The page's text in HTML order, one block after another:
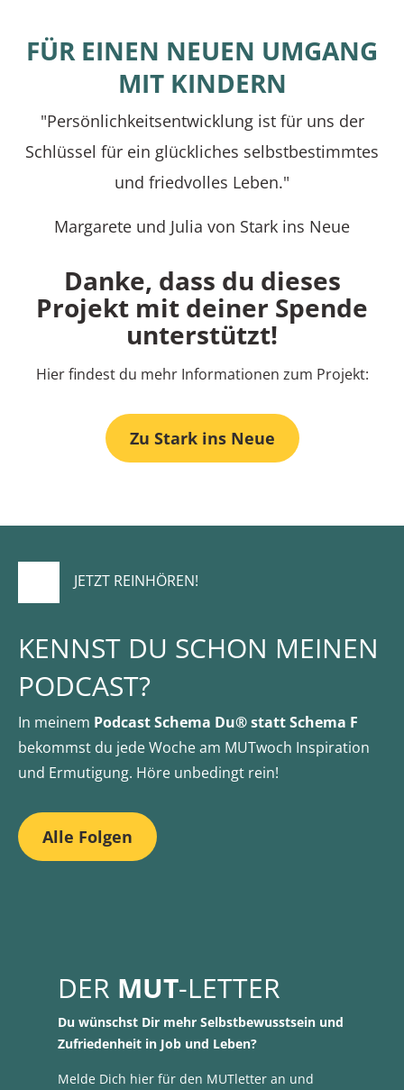
FÜR EINEN NEUEN UMGANG
MIT KINDERN
"Persönlichkeitsentwicklung ist für uns der
Schlüssel für ein glückliches selbstbestimmtes
und friedvolles Leben."
Margarete und Julia von Stark ins Neue
Danke, dass du dieses
Projekt mit deiner Spende
unterstützt!
Hier findest du mehr Informationen zum Projekt:
Zu Stark ins Neue
JETZT REINHÖREN!
KENNST DU SCHON MEINEN
PODCAST?
In meinem Podcast Schema Du® statt Schema F
bekommst du jede Woche am MUTwoch Inspiration
und Ermutigung. Höre unbedingt rein!
Alle Folgen
DER MUT-LETTER
Du wünschst Dir mehr Selbstbewusstsein und
Zufriedenheit in Job und Leben?
Melde Dich hier für den MUTletter an und